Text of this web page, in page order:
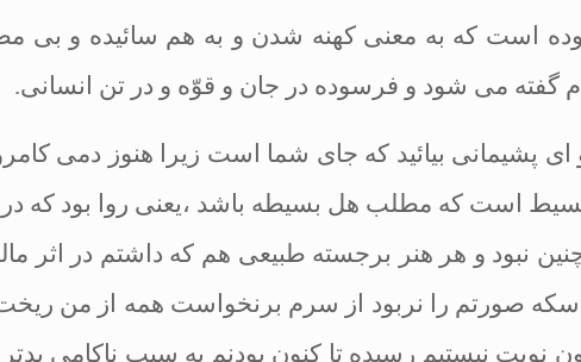
است كه به معنى كهنه شدن و به هم سائيده و بى
گفته مى ‏شود و فرسوده در جان و قوّه و در تن انسانى.
اى پشيمانى بيائيد كه جاى شما است زيرا هنوز دمى
است كه مطلب هل بسيطه باشد ،يعنى روا بود كه در
چنين نبود و هر هنر برجسته طبيعى هم كه داشتم در اثر
سكه صورتم را نربود از سرم برنخواست همه از من
نوبت نيستيم رسيده تا كنون بودنم به سببِ ناكامى